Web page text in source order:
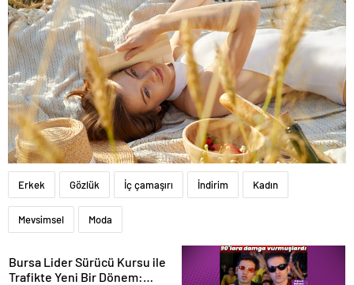
Erkek Gözlük İç çamaşırı İndirim Kadın
Mevsimsel Moda
Bursa Lider Sürücü Kursu ile
Trafikte Yeni Bir Dönem: